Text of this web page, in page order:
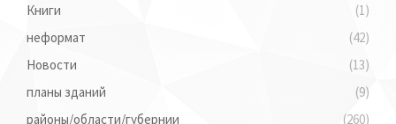
Книги
(1)
неформат
(42)
Новости
(13)
планы зданий
(9)
районы/области/губернии
(260)